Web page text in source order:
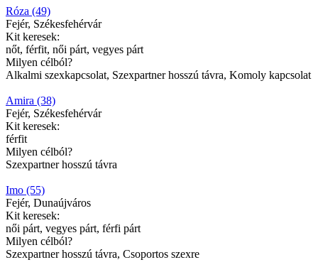
Róza (49)
Fejér, Székesfehérvár
Kit keresek:
nőt, férfit, női párt, vegyes párt
Milyen célból?
Alkalmi szexkapcsolat, Szexpartner hosszú távra, Komoly kapcsolat
Amira (38)
Fejér, Székesfehérvár
Kit keresek:
férfit
Milyen célból?
Szexpartner hosszú távra
Imo (55)
Fejér, Dunaújváros
Kit keresek:
női párt, vegyes párt, férfi párt
Milyen célból?
Szexpartner hosszú távra, Csoportos szexre